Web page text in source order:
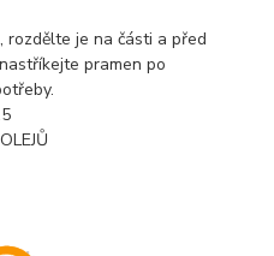
rozdělte je na části a před
pramen po